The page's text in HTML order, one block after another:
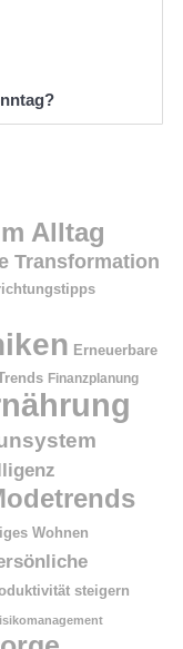
Alltag
Transformation
Erneuerbare
Finanzplanung
Wohnen
steigern